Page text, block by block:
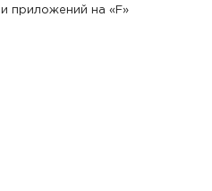
приложений на «F»